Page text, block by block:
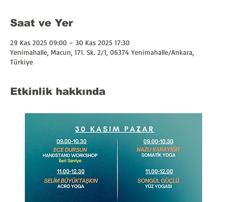
Saat ve Yer
29 Kas 2025 09:00 – 30 Kas 2025 17:30
Yenimahalle, Macun, 171. Sk. 2/1, 06374 Yenimahalle/Ankara,
Türkiye
Etkinlik hakkında